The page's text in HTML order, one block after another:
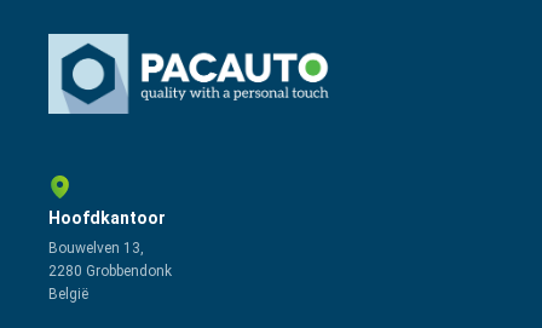
Hoofdkantoor
Bouwelven 13,
2280 Grobbendonk
België